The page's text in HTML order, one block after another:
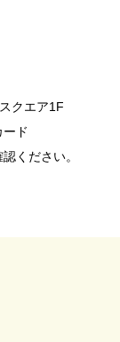
クエア1F
ド
ください。